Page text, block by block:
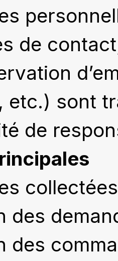
de
etc.) sont
de
des
des